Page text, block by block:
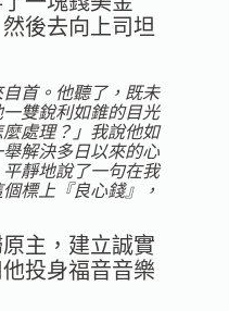
後去向上司坦
首。他聽了，既未
雙銳利如錐的目光
處理？」我說他如
解決多日以來的心
靜地說了一句在我
標上『良心錢』，
主，建立誠實
投身福音音樂